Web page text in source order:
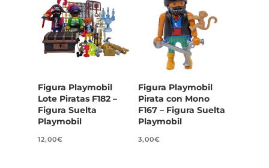
Figura Playmobil
Lote Piratas F182 –
Figura Suelta
Playmobil
12,00€
Figura Playmobil
Pirata con Mono
F167 – Figura Suelta
Playmobil
3,00€